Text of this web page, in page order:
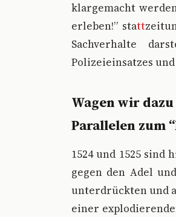
klargemacht
erleben!” statt
Sachverhalte
Polizeieinsatzes
Wagen wir
Parallelen zum
1524 und 1525
gegen den Adel
unterdrückten und
einer